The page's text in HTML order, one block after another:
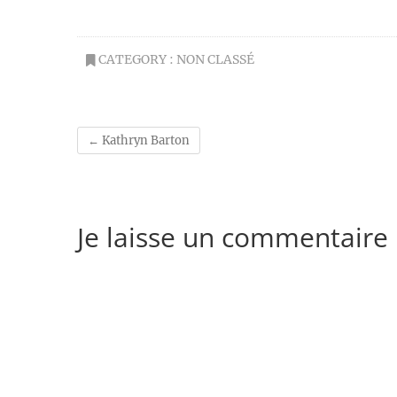
CATEGORY : NON CLASSÉ
← Kathryn Barton
Je laisse un commentaire